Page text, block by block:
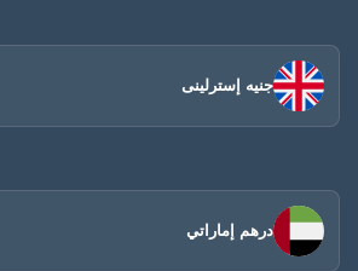
جنيه إسترلينى
درهم إماراتي